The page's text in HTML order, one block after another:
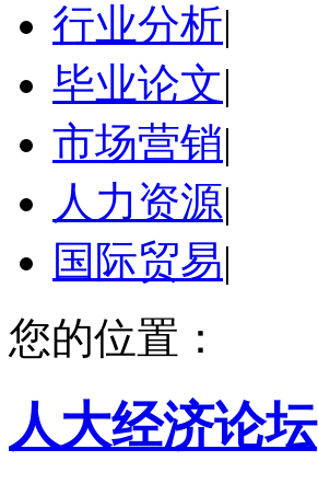
行业分析|
毕业论文|
市场营销|
人力资源|
国际贸易|
您的位置：
人大经济论坛